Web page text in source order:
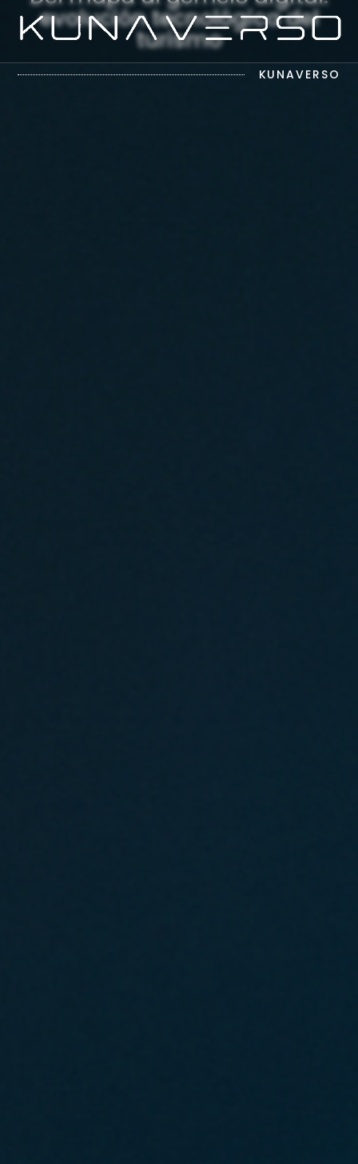
El Futuro de las Experiencias Digitales
evolución tecnológica del
turismo
KUNAVERSO